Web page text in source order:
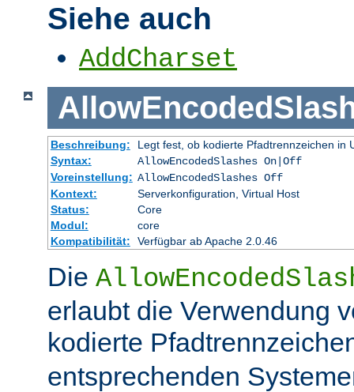
Siehe auch
AddCharset
Beschreibung:
Legt fest, ob kodierte Pfadtrennzeichen in
Syntax:
AllowEncodedSlashes On|Off
Voreinstellung: AllowEncodedSlashes Off
Kontext:
Serverkonfiguration, Virtual Host
Status:
Core
Modul:
core
Kompatibilität:
Verfügbar ab Apache 2.0.46
Die
erlaubt die Verwendung
kodierte
entsprechenden